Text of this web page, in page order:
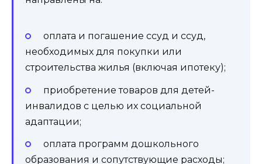
оплата и погашение ссуд и ссуд,
необходимых для покупки или
строительства жилья (включая ипотеку);
приобретение товаров для детей-
инвалидов с целью их социальной
адаптации;
оплата программ дошкольного
образования и сопутствующие расходы;